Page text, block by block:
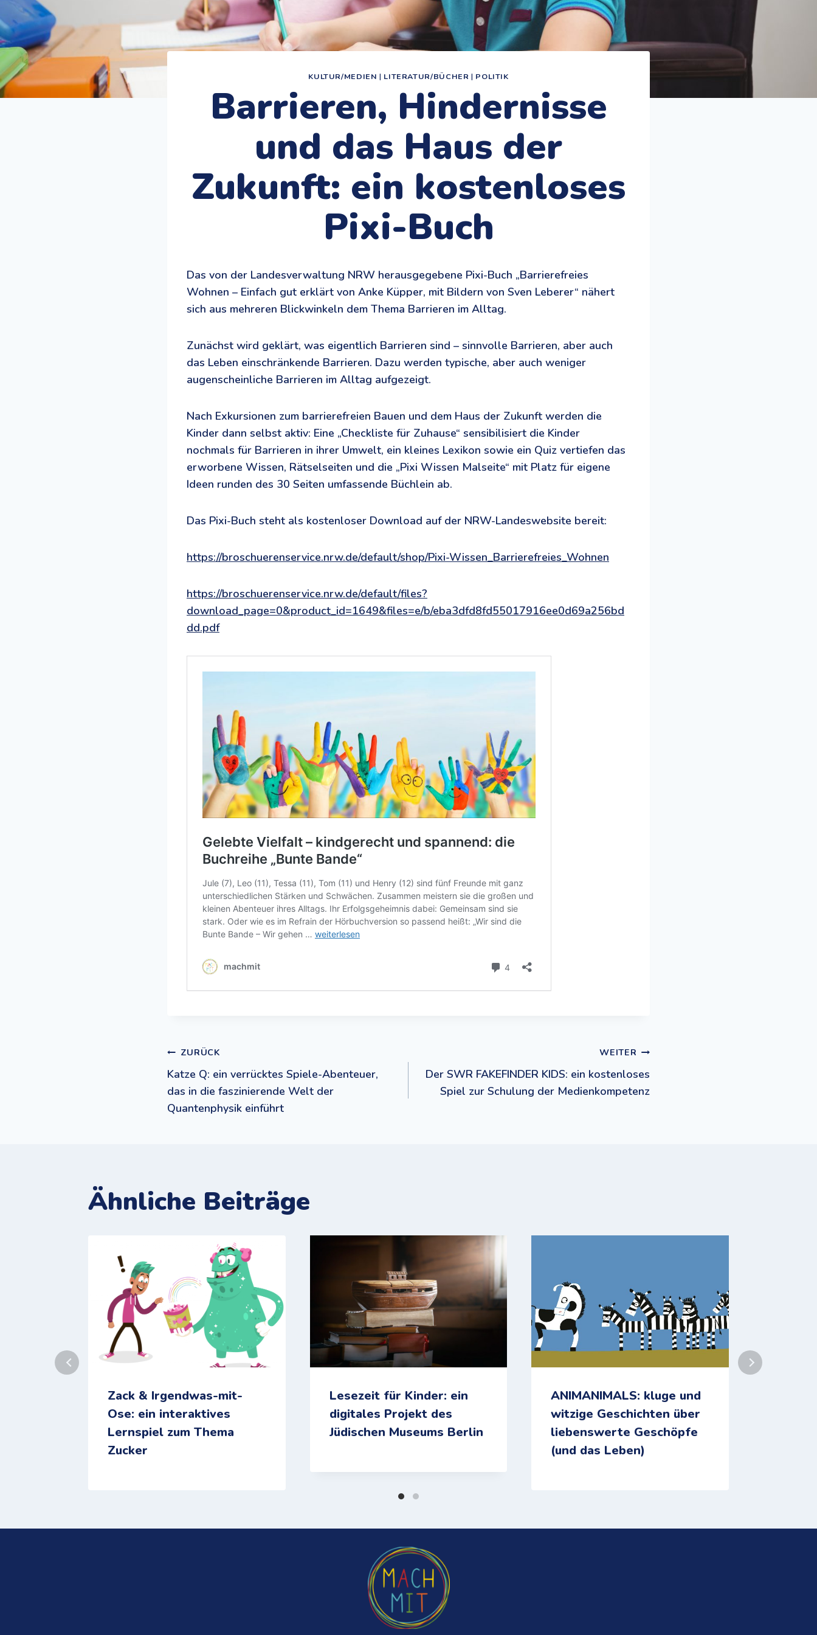
KULTUR/MEDIEN | LITERATUR/BÜCHER | POLITIK
Barrieren, Hindernisse
und das Haus der
Zukunft: ein kostenloses
Pixi-Buch
Das von der Landesverwaltung NRW herausgegebene Pixi-Buch „Barrierefreies
Wohnen – Einfach gut erklärt von Anke Küpper, mit Bildern von Sven Leberer“ nähert
sich aus mehreren Blickwinkeln dem Thema Barrieren im Alltag.
Zunächst wird geklärt, was eigentlich Barrieren sind – sinnvolle Barrieren, aber auch
das Leben einschränkende Barrieren. Dazu werden typische, aber auch weniger
augenscheinliche Barrieren im Alltag aufgezeigt.
Nach Exkursionen zum barrierefreien Bauen und dem Haus der Zukunft werden die
Kinder dann selbst aktiv: Eine „Checkliste für Zuhause“ sensibilisiert die Kinder
nochmals für Barrieren in ihrer Umwelt, ein kleines Lexikon sowie ein Quiz vertiefen das
erworbene Wissen, Rätselseiten und die „Pixi Wissen Malseite“ mit Platz für eigene
Ideen runden des 30 Seiten umfassende Büchlein ab.
Das Pixi-Buch steht als kostenloser Download auf der NRW-Landeswebsite bereit:
https://broschuerenservice.nrw.de/default/shop/Pixi-Wissen_Barrierefreies_Wohnen
https://broschuerenservice.nrw.de/default/files?
download_page=0&product_id=1649&files=e/b/eba3dfd8fd55017916ee0d69a256bd
dd.pdf
Beitragsnavigation
ZURÜCK
Katze Q: ein verrücktes Spiele-Abenteuer,
das in die faszinierende Welt der
Quantenphysik einführt
WEITER
Der SWR FAKEFINDER KIDS: ein kostenloses
Spiel zur Schulung der Medienkompetenz
Ähnliche Beiträge
Zack & Irgendwas-mit-
Ose: ein interaktives
Lernspiel zum Thema
Zucker
Lesezeit für Kinder: ein
digitales Projekt des
Jüdischen Museums Berlin
ANIMANIMALS: kluge und
witzige Geschichten über
liebenswerte Geschöpfe
(und das Leben)